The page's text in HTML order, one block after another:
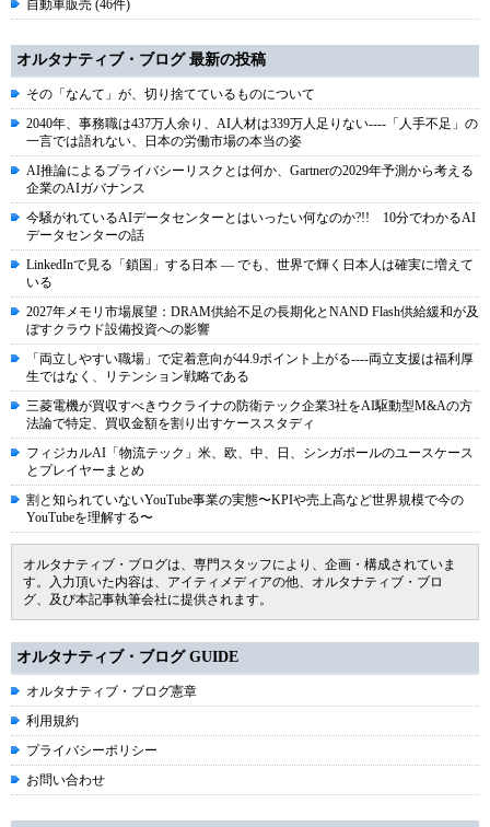
自動車販売 (46件)
オルタナティブ・ブログ 最新の投稿
その「なんて」が、切り捨てているものについて
2040年、事務職は437万人余り、AI人材は339万人足りない----「人手不足」の
一言では語れない、日本の労働市場の本当の姿
AI推論によるプライバシーリスクとは何か、Gartnerの2029年予測から考える
企業のAIガバナンス
今騒がれているAIデータセンターとはいったい何なのか?!! 10分でわかるAI
データセンターの話
LinkedInで見る「鎖国」する日本 ― でも、世界で輝く日本人は確実に増えて
いる
2027年メモリ市場展望：DRAM供給不足の長期化とNAND Flash供給緩和が及
ぼすクラウド設備投資への影響
「両立しやすい職場」で定着意向が44.9ポイント上がる----両立支援は福利厚
生ではなく、リテンション戦略である
三菱電機が買収すべきウクライナの防衛テック企業3社をAI駆動型M&Aの方
法論で特定、買収金額を割り出すケーススタディ
フィジカルAI「物流テック」米、欧、中、日、シンガポールのユースケース
とプレイヤーまとめ
割と知られていないYouTube事業の実態〜KPIや売上高など世界規模で今の
YouTubeを理解する〜
オルタナティブ・ブログは、専門スタッフにより、企画・構成されていま
す。入力頂いた内容は、アイティメディアの他、オルタナティブ・ブロ
グ、及び本記事執筆会社に提供されます。
オルタナティブ・ブログ GUIDE
オルタナティブ・ブログ憲章
利用規約
プライバシーポリシー
お問い合わせ